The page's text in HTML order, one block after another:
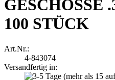
GESCHOSSE
100 STÜCK
Art.Nr.:
4-843074
Versandfertig in: